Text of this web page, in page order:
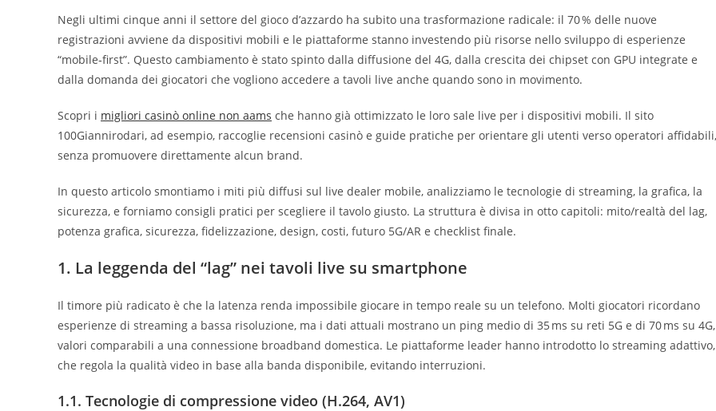
Negli ultimi cinque anni il settore del gioco d’azzardo ha subito una trasformazione radicale: il 70 % delle nuove
registrazioni avviene da dispositivi mobili e le piattaforme stanno investendo più risorse nello sviluppo di esperienze
“mobile‑first”. Questo cambiamento è stato spinto dalla diffusione del 4G, dalla crescita dei chipset con GPU integrate e
dalla domanda dei giocatori che vogliono accedere a tavoli live anche quando sono in movimento.
Scopri i migliori casinò online non aams che hanno già ottimizzato le loro sale live per i dispositivi mobili. Il sito
100Giannirodari, ad esempio, raccoglie recensioni casinò e guide pratiche per orientare gli utenti verso operatori affidabili,
senza promuovere direttamente alcun brand.
In questo articolo smontiamo i miti più diffusi sul live dealer mobile, analizziamo le tecnologie di streaming, la grafica, la
sicurezza, e forniamo consigli pratici per scegliere il tavolo giusto. La struttura è divisa in otto capitoli: mito/realtà del lag,
potenza grafica, sicurezza, fidelizzazione, design, costi, futuro 5G/AR e checklist finale.
1. La leggenda del “lag” nei tavoli live su smartphone
Il timore più radicato è che la latenza renda impossibile giocare in tempo reale su un telefono. Molti giocatori ricordano
esperienze di streaming a bassa risoluzione, ma i dati attuali mostrano un ping medio di 35 ms su reti 5G e di 70 ms su 4G,
valori comparabili a una connessione broadband domestica. Le piattaforme leader hanno introdotto lo streaming adattivo,
che regola la qualità video in base alla banda disponibile, evitando interruzioni.
1.1. Tecnologie di compressione video (H.264, AV1)